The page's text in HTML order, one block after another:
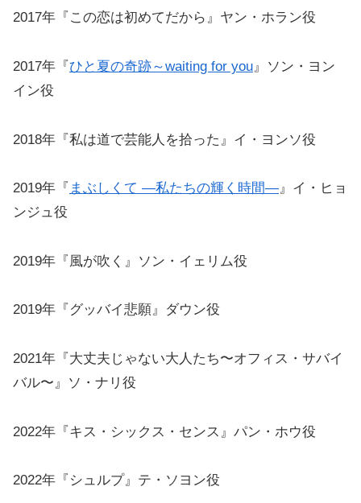
2017年『この恋は初めてだから』ヤン・ホラン役
2017年『ひと夏の奇跡～waiting for you』ソン・ヨン
イン役
2018年『私は道で芸能人を拾った』イ・ヨンソ役
2019年『 まぶしくて ―私たちの輝く時間―』イ・ヒョ
ンジュ役
2019年『風が吹く』ソン・イェリム役
2019年『グッバイ悲願』ダウン役
2021年『大丈夫じゃない大人たち〜オフィス・サバイ
バル〜』ソ・ナリ役
2022年『キス・シックス・センス』パン・ホウ役
2022年『シュルプ』テ・ソヨン役